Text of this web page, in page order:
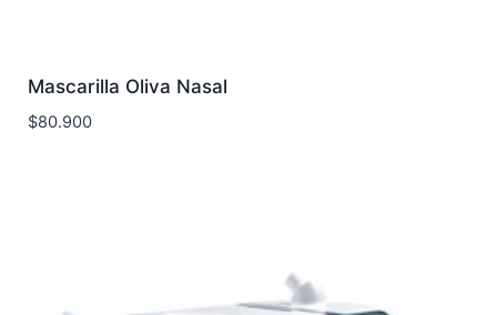
Mascarilla Oliva Nasal
$80.900